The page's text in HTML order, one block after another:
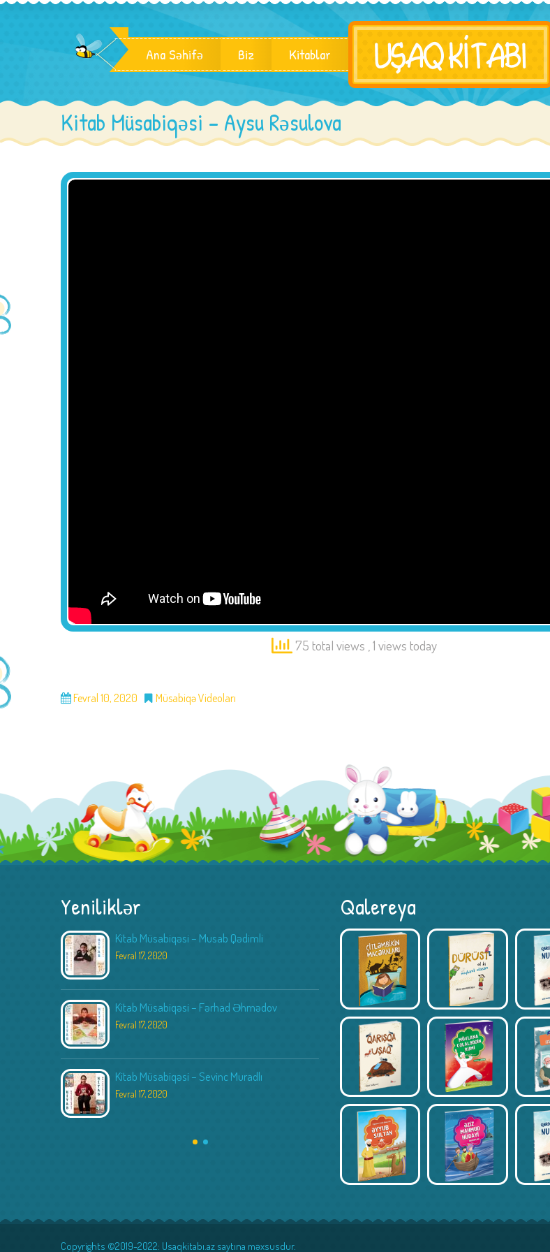
Ana Səhifə Biz Kitablar
Kitab Müsabiqəsi – Aysu Rəsulova
75 total views , 1 views today
Fevral 10, 2020 Müsabiqə Videoları
Yeniliklər
Kitab Müsabiqəsi – Musab Qədimli
Fevral 17, 2020
Kitab Müsabiqəsi – Fərhad Əhmədov
Fevral 17, 2020
Kitab Müsabiqəsi – Sevinc Muradlı
Fevral 17, 2020
Kitab Müsabiqəsi – Xədicə Hacıyeva
Fevral 17, 2020
Kitab Müsabiqəsi – Əli İsmayılov
Fevral 17, 2020
Kitab Müsabiqəsi – İncinur Əliyeva
Fevral 17, 2020
Qalereya
Copyrights ©2019-2022: Usaqkitabı.az saytına məxsusdur.